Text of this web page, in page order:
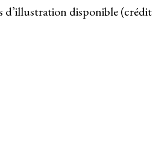
d’illustration disponible (crédit